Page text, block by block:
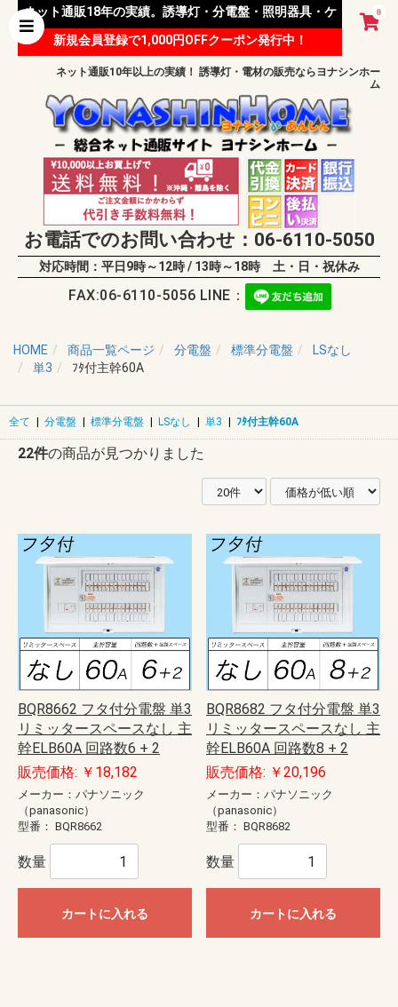
0
ネット通販18年の実績。誘導灯・分電盤・照明器具・ケ
ーブル等 様々な資材を取り扱っています。
新規会員登録で1,000円OFFクーポン発行中！
ネット通販10年以上の実績！ 誘導灯・電材の販売ならヨナシンホー
ム
お電話でのお問い合わせ：06-6110-5050
対応時間：平日9時～12時 / 13時～18時 土・日・祝休み
FAX:06-6110-5056 LINE：
HOME 商品一覧ページ 分電盤 標準分電盤
LSなし
単3
ﾌﾀ付主幹60A
全て | 分電盤 | 標準分電盤 | LSなし | 単3 | ﾌﾀ付主幹60A
22件の商品が見つかりました
BQR8662 フタ付分電盤 単3
リミッタースペースなし 主
幹ELB60A 回路数6 + 2
販売価格: ￥18,182
メーカー：パナソニック
（panasonic）
型番： BQR8662
数量
カートに入れる
BQR8682 フタ付分電盤 単3
リミッタースペースなし 主
幹ELB60A 回路数8 + 2
販売価格: ￥20,196
メーカー：パナソニック
（panasonic）
型番： BQR8682
数量
カートに入れる